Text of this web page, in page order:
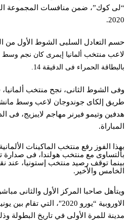
“لى كوك”، ضمن منافسات المجموعة
2020
.
حسم التعادل السلبى الشوط الأول من
لاعب منتخب ألمانيا إيمرى كان نجم وسط
بالبطاقة الحمراء فى الدقيقة 14
وفى الشوط الثانى، نجح منتخب
طريق إلكاى جوندوجان لاعب وسط
المباراة.
بالتساوى مع منتخب هولندا، فى صدارة
بينما توقف رصيد منتخب إستونيا، عند
الخامس والأخير .
ويتأهل صاحبا المركز الأول والثانى